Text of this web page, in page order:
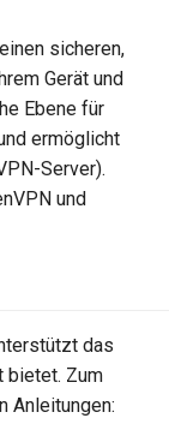
sicheren,
Gerät und
Ebene für
ermöglicht
Server).
und
das
bietet. Zum
Anleitungen: